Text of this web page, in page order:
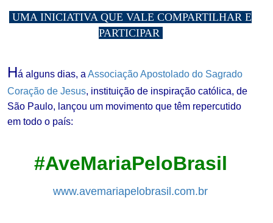
UMA INICIATIVA QUE VALE COMPARTILHAR E
PARTICIPAR
Há alguns dias, a Associação Apostolado do Sagrado
Coração de Jesus, instituição de inspiração católica, de
São Paulo, lançou um movimento que têm repercutido
em todo o país:
#AveMariaPeloBrasil
www.avemariapelobrasil.com.br